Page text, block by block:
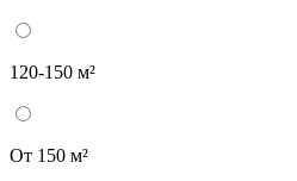
120-150 м²
От 150 м²